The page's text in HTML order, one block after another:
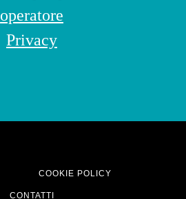
operatore
Privacy
COOKIE POLICY
CONTATTI